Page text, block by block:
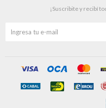
¡Suscribite y recibí